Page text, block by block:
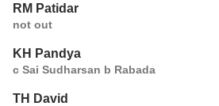
RM Patidar
not out
KH Pandya
c Sai Sudharsan b Rabada
TH David